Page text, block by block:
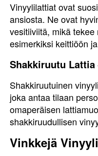
Vinyylilattiat ovat
ansiosta. Ne ovat
vesitiiviitä, mikä
esimerkiksi keittiöön
Shakkiruutu
Shakkiruutuinen
joka antaa tilaan
omaperäisen
shakkiruudullisen
Vinkkejä